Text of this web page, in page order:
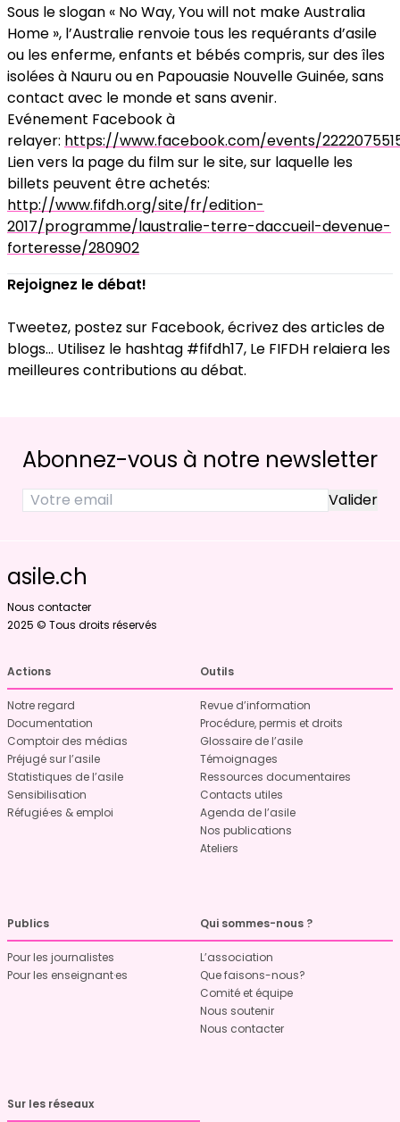
Sous le slogan « No Way, You will not make Australia
Home », l’Australie renvoie tous les requérants d’asile
ou les enferme, enfants et bébés compris, sur des îles
isolées à Nauru ou en Papouasie Nouvelle Guinée, sans
contact avec le monde et sans avenir.
Evénement Facebook à
relayer: https://www.facebook.com/events/
Lien vers la page du film sur le site, sur laquelle les
billets peuvent être achetés:
http://www.fifdh.org/site/fr/edition-
2017/programme/laustralie-terre-daccueil-devenue-
forteresse/280902
Rejoignez le débat!
Tweetez, postez sur Facebook, écrivez des articles de
blogs… Utilisez le hashtag #fifdh17, Le FIFDH relaiera les
meilleures contributions au débat.
Abonnez-vous à notre newsletter
asile.ch
Nous contacter
2025 © Tous droits réservés
Actions
Notre regard
Documentation
Comptoir des médias
Préjugé sur l’asile
Statistiques de l’asile
Sensibilisation
Réfugié·es & emploi
Outils
Revue d’information
Procédure, permis et droits
Glossaire de l’asile
Témoignages
Ressources documentaires
Contacts utiles
Agenda de l’asile
Nos publications
Ateliers
Publics
Pour les journalistes
Pour les enseignant·es
Qui sommes-nous ?
L’association
Que faisons-nous?
Comité et équipe
Nous soutenir
Nous contacter
Sur les réseaux